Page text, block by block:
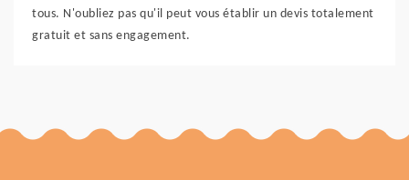
tous. N'oubliez pas qu'il peut vous établir un devis totalement
gratuit et sans engagement.